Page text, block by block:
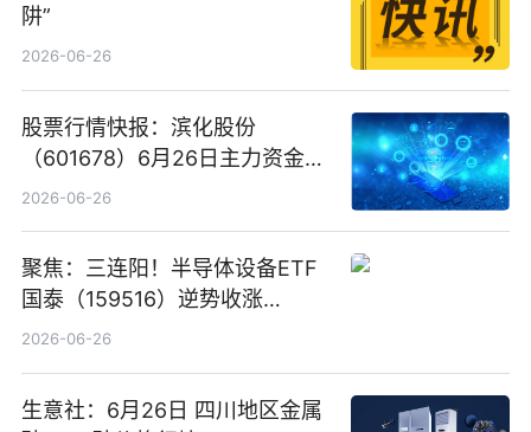
阱”
2026-06-26
股票行情快报：滨化股份
（601678）6月26日主力资金净
卖出5964.34万元
2026-06-26
聚焦：三连阳！半导体设备ETF
国泰（159516）逆势收涨
3.5%，近10日累计净流入超65
2026-06-26
生意社：6月26日 四川地区金属